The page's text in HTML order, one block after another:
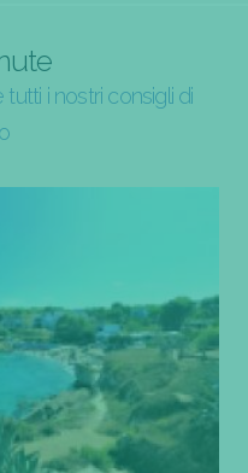
i nostri consigli di